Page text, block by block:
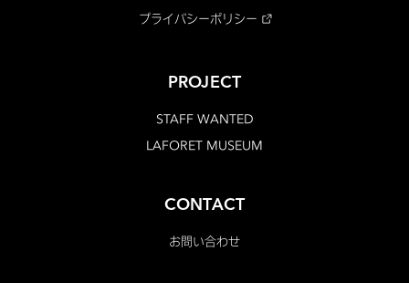
プライバシーポリシー
PROJECT
STAFF WANTED
LAFORET MUSEUM
CONTACT
お問い合わせ